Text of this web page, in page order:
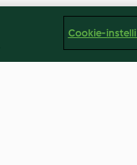
Cookie-